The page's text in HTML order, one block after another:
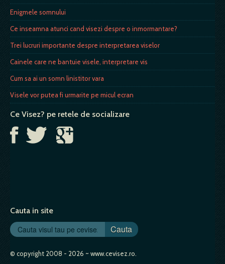
Enigmele somnului
Ce inseamna atunci cand visezi despre o inmormantare?
Trei lucruri importante despre interpretarea viselor
Cainele care ne bantuie visele, interpretare vis
Cum sa ai un somn linistitor vara
Visele vor putea fi urmarite pe micul ecran
Ce Visez? pe retele de socializare
Cauta in site
Cauta
© copyright 2008 - 2026 ~ www.cevisez.ro.